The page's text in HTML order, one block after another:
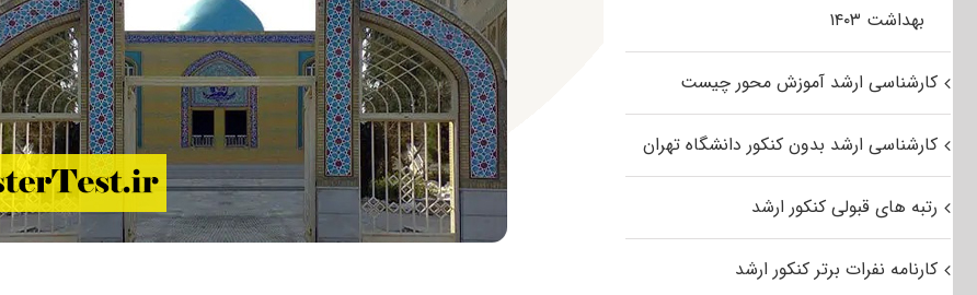
بهداشت ۱۴۰۳
کارشناسی ارشد آموزش محور چیست
کارشناسی ارشد بدون کنکور دانشگاه تهران
رتبه های قبولی کنکور ارشد
کارنامه نفرات برتر کنکور ارشد